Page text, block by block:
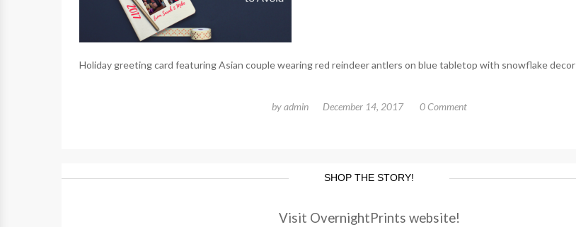
Holiday greeting card featuring Asian couple wearing red reindeer antlers on blue tabletop with snowflake decor
byadmin December 14, 2017 0 Comment
SHOP THE STORY!
Visit OvernightPrints website!